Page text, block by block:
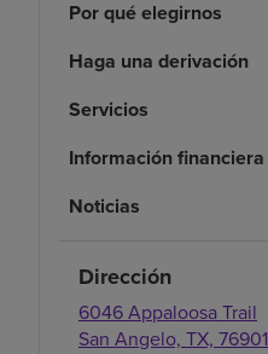
Por qué elegirnos
Haga una derivación
Servicios
Información financiera
Noticias
Dirección
6046 Appaloosa Trail
San Angelo, TX, 76901